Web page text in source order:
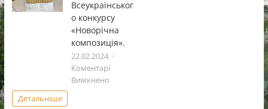
юнацькоï
творчостi
Всеукраїнськог
о конкурсу
«Новорічна
композиція».
22.02.2024
Коментарі
Вимкненодо
Детальніше